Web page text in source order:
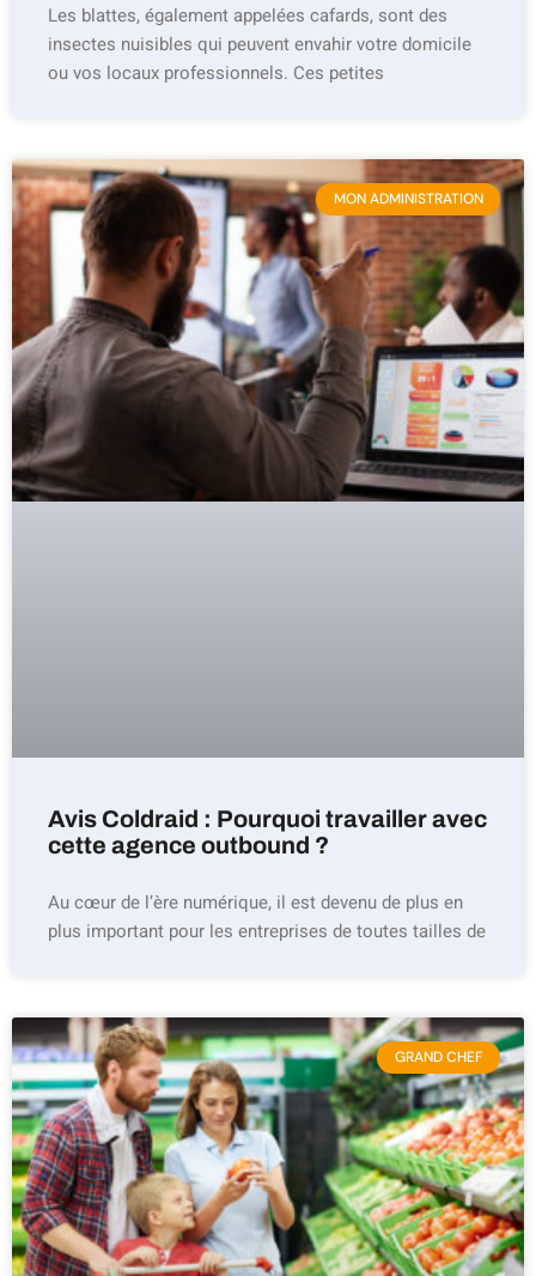
Les blattes, également appelées cafards, sont des
insectes nuisibles qui peuvent envahir votre domicile
ou vos locaux professionnels. Ces petites
MON ADMINISTRATION
Avis Coldraid : Pourquoi travailler avec
cette agence outbound ?
Au cœur de l’ère numérique, il est devenu de plus en
plus important pour les entreprises de toutes tailles de
GRAND CHEF